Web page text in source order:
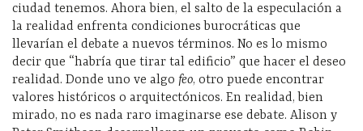
ciudad tenemos. Ahora bien, el salto de la especulación a
la realidad enfrenta condiciones burocráticas que
llevarían el debate a nuevos términos. No es lo mismo
decir que “habría que tirar tal edificio” que hacer el deseo
realidad. Donde uno ve algo feo, otro puede encontrar
valores históricos o arquitectónicos. En realidad, bien
mirado, no es nada raro imaginarse ese debate. Alison y